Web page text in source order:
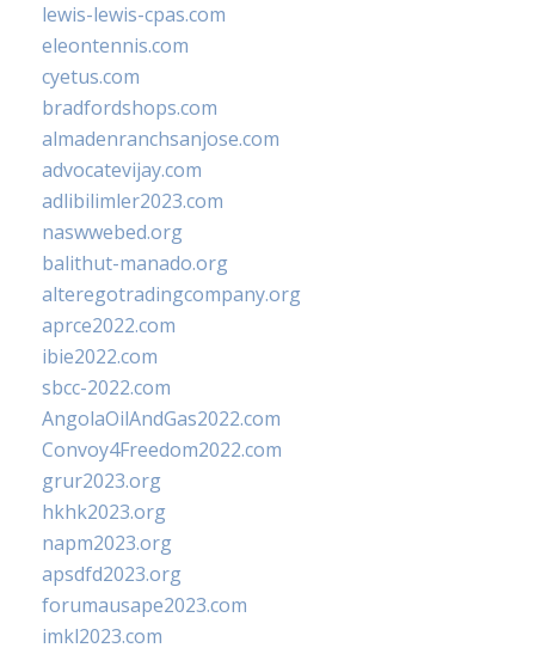
lewis-lewis-cpas.com
eleontennis.com
cyetus.com
bradfordshops.com
almadenranchsanjose.com
advocatevijay.com
adlibilimler2023.com
naswwebed.org
balithut-manado.org
alteregotradingcompany.org
aprce2022.com
ibie2022.com
sbcc-2022.com
AngolaOilAndGas2022.com
Convoy4Freedom2022.com
grur2023.org
hkhk2023.org
napm2023.org
apsdfd2023.org
forumausape2023.com
imkl2023.com